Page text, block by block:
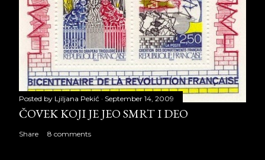
Posted by Ljiljana Pekić September 14, 2009
ČOVEK KOJI JE JEO SMRT I DEO
Share 8 comments